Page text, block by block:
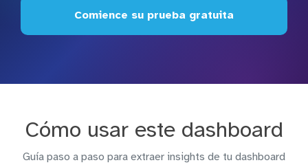
Comience su prueba gratuita
Cómo usar este dashboard
Guía paso a paso para extraer insights de tu dashboard